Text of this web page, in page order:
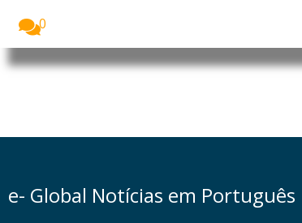
0
e- Global Notícias em Português